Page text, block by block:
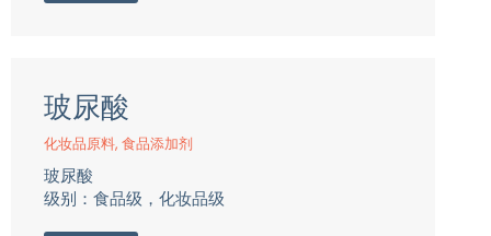
玻尿酸
化妆品原料, 食品添加剂
玻尿酸
级别：食品级，化妆品级